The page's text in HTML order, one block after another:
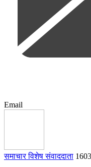
Email
समाचार विशेष संवाददाता